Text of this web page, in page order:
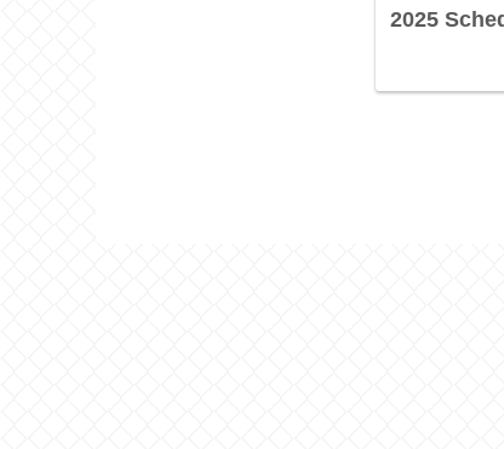
2025